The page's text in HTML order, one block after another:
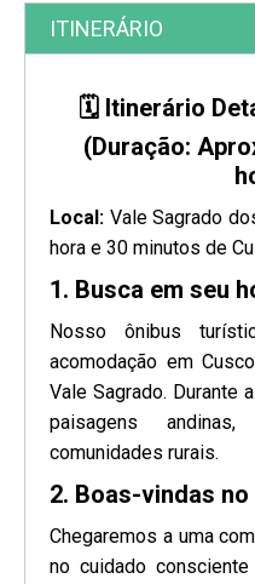
ITINERÁRIO
🗓 Itinerário
(Duração:
Local: Vale Sagrado
hora e 30 minutos de
1. Busca em seu
Nosso ônibus
acomodação em
Vale Sagrado. Durante
paisagens
comunidades rurais.
2. Boas-vindas
Chegaremos a uma
no cuidado